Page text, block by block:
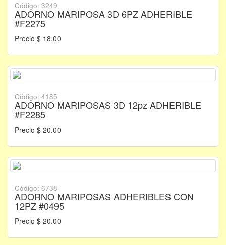
Código: 3249
ADORNO MARIPOSA 3D 6PZ ADHERIBLE
#F2275
Precio $ 18.00
Código: 4185
ADORNO MARIPOSAS 3D 12pz ADHERIBLE
#F2285
Precio $ 20.00
Código: 6738
ADORNO MARIPOSAS ADHERIBLES CON
12PZ #0495
Precio $ 20.00